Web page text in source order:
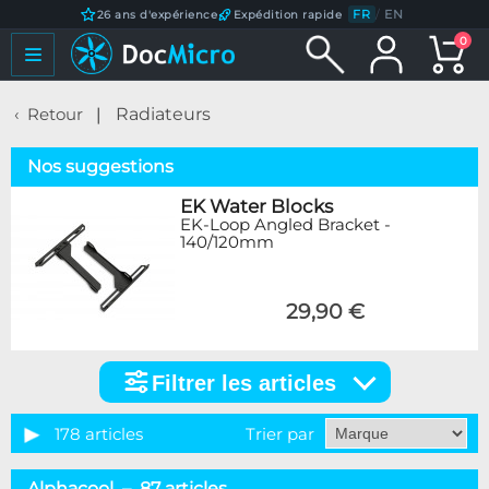
26 ans d'expérience Expédition rapide FR / EN
0
Retour Radiateurs
Nos suggestions
EK Water Blocks
EK-Loop Angled Bracket -
140/120mm
29,90 €
articles
Catégorie
Filtrer les articles
178 articles Trier par